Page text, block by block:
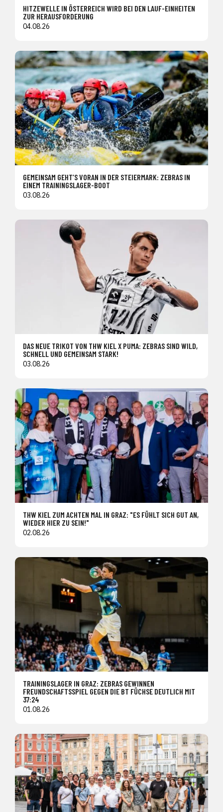
HITZEWELLE IN ÖSTERREICH WIRD BEI DEN LAUF-EINHEITEN
ZUR HERAUSFORDERUNG
04.08.26
GEMEINSAM GEHT’S VORAN IN DER STEIERMARK: ZEBRAS IN
EINEM TRAININGSLAGER-BOOT
03.08.26
DAS NEUE TRIKOT VON THW KIEL X PUMA: ZEBRAS SIND WILD,
SCHNELL UND GEMEINSAM STARK!
03.08.26
THW KIEL ZUM ACHTEN MAL IN GRAZ: "ES FÜHLT SICH GUT AN,
WIEDER HIER ZU SEIN!"
02.08.26
TRAININGSLAGER IN GRAZ: ZEBRAS GEWINNEN
FREUNDSCHAFTSSPIEL GEGEN DIE BT FÜCHSE DEUTLICH MIT
37:24
01.08.26